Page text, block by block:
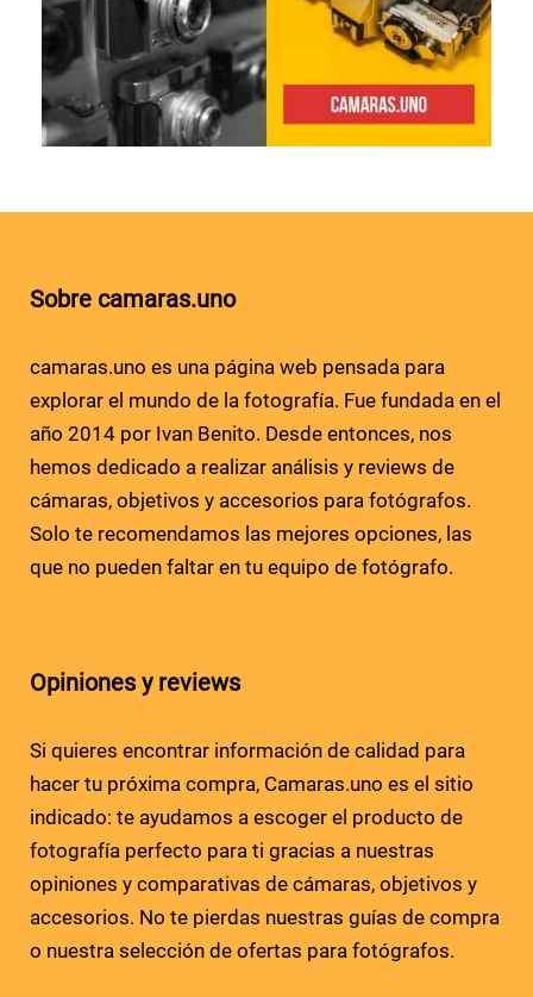
Sobre camaras.uno
camaras.uno es una página web pensada para
explorar el mundo de la fotografía. Fue fundada en el
año 2014 por Ivan Benito. Desde entonces, nos
hemos dedicado a realizar análisis y reviews de
cámaras, objetivos y accesorios para fotógrafos.
Solo te recomendamos las mejores opciones, las
que no pueden faltar en tu equipo de fotógrafo.
Opiniones y reviews
Si quieres encontrar información de calidad para
hacer tu próxima compra, Camaras.uno es el sitio
indicado: te ayudamos a escoger el producto de
fotografía perfecto para ti gracias a nuestras
opiniones y comparativas de cámaras, objetivos y
accesorios. No te pierdas nuestras guías de compra
o nuestra selección de ofertas para fotógrafos.